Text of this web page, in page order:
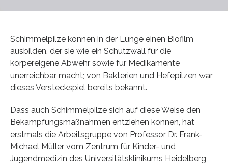
Schimmelpilze können in der Lunge einen Biofilm
ausbilden, der sie wie ein Schutzwall für die
körpereigene Abwehr sowie für Medikamente
unerreichbar macht; von Bakterien und Hefepilzen war
dieses Versteckspiel bereits bekannt.
Dass auch Schimmelpilze sich auf diese Weise den
Bekämpfungsmaßnahmen entziehen können, hat
erstmals die Arbeitsgruppe von Professor Dr. Frank-
Michael Müller vom Zentrum für Kinder- und
Jugendmedizin des Universitätsklinikums Heidelberg